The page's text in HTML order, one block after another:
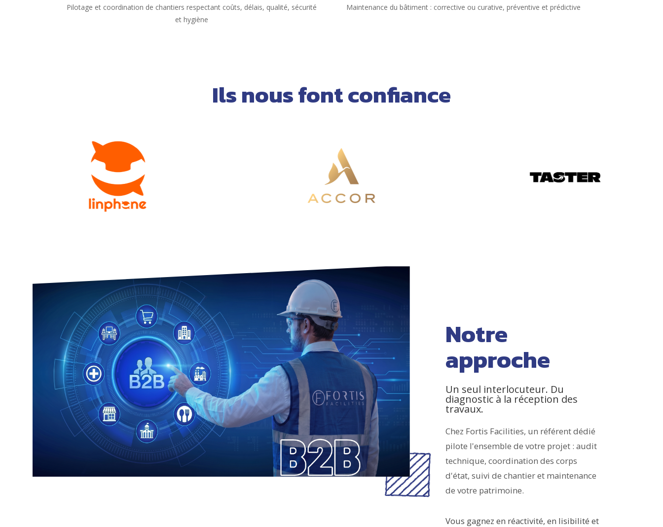
Pilotage et coordination de chantiers respectant coûts, délais, qualité, sécurité
et hygiène
Maintenance du bâtiment : corrective ou curative, préventive et prédictive
Ils nous font confiance
Notre
approche
Un seul interlocuteur. Du
diagnostic à la réception des
travaux.
Chez Fortis Facilities, un référent dédié
pilote l'ensemble de votre projet : audit
technique, coordination des corps
d'état, suivi de chantier et maintenance
de votre patrimoine.
Vous gagnez en réactivité, en lisibilité et